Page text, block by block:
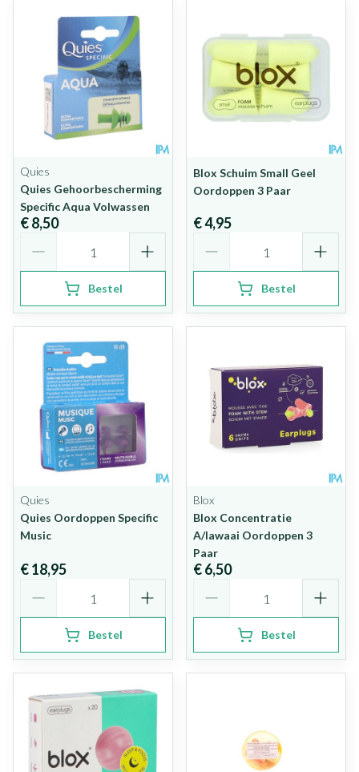
Quies
Quies Gehoorbescherming
Specific Aqua Volwassen
€ 8,50
Bestel
Blox Schuim Small Geel
Oordoppen 3 Paar
€ 4,95
Bestel
Quies
Quies Oordoppen Specific
Music
€ 18,95
Bestel
Blox
Blox Concentratie
A/lawaai Oordoppen 3
Paar
€ 6,50
Bestel